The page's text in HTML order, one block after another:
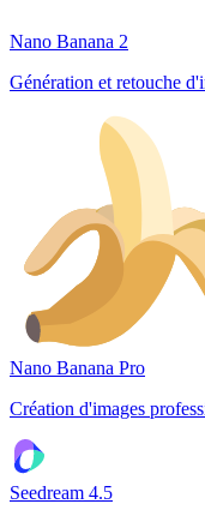
Nano Banana 2
Génération et retouche
Nano Banana Pro
Création d'images
Seedream 4.5